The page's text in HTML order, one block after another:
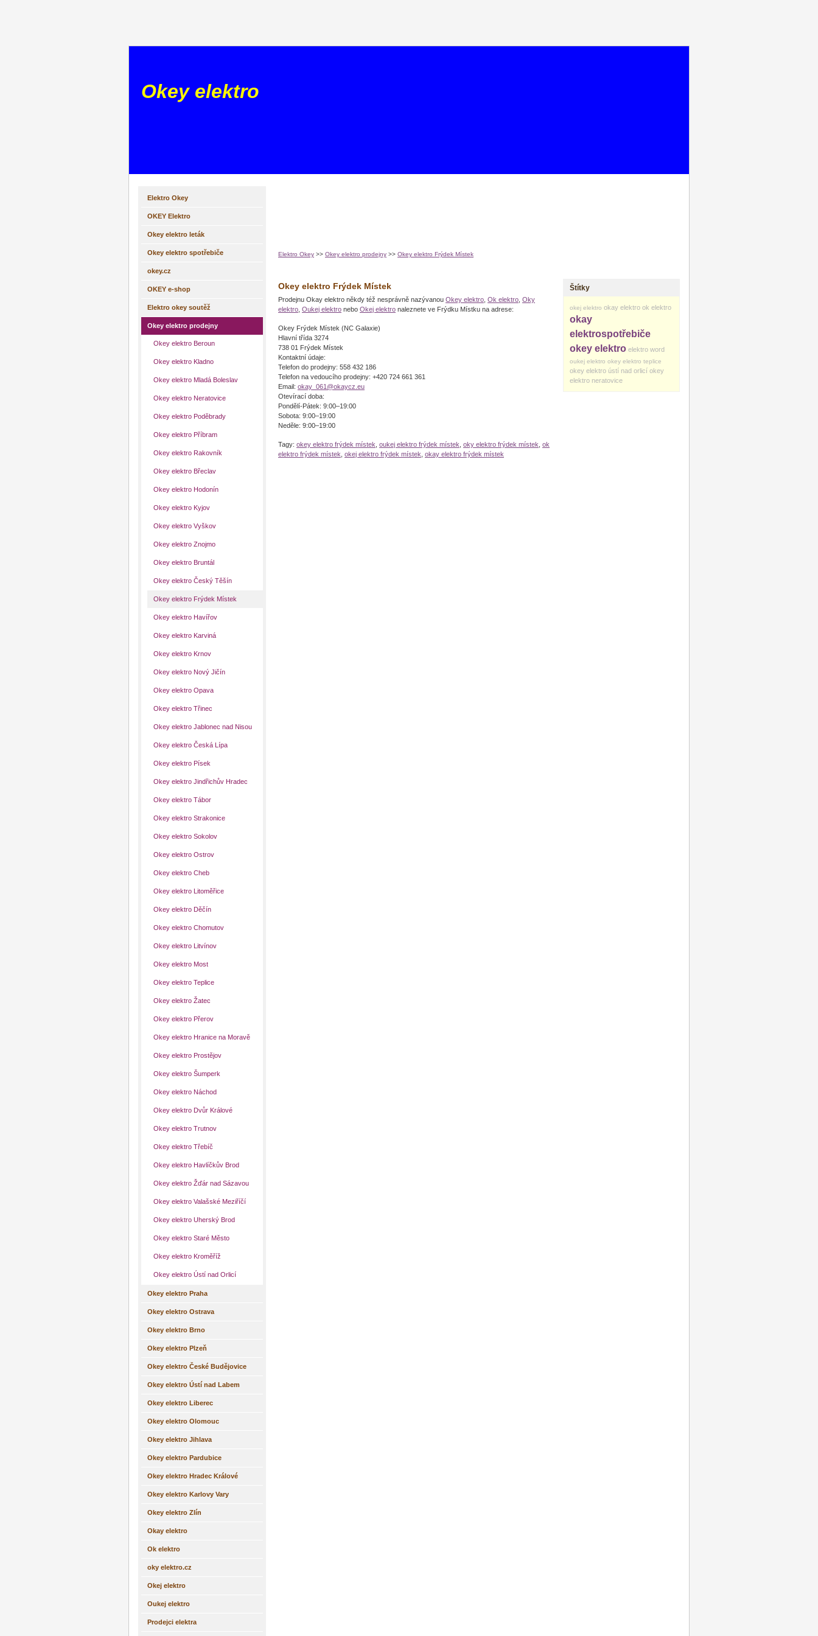
Okey elektro
Elektro Okey >> Okey elektro prodejny >> Okey elektro Frýdek Místek
Okey elektro Frýdek Místek
Prodejnu Okay elektro někdy též nesprávně nazývanou Okey elektro Ok elektro Oky
elektro Oukej elektro nebo Okej elektro naleznete ve Frýdku Místku na adrese:
Okey Frýdek Místek (NC Galaxie)
Hlavní třída 3274
738 01 Frýdek Místek
Kontaktní údaje:
Telefon do prodejny: 558 432 186
Telefon na vedoucího prodejny: +420 724 661 361
Email: okay_061@okaycz.eu
Otevírací doba:
Pondělí-Pátek: 9:00–19:00
Sobota: 9:00–19:00
Neděle: 9:00–19:00
Tagy: okey elektro frýdek místek oukej elektro frýdek místek oky elektro frýdek místek ok
elektro frýdek místek okej elektro frýdek místek okay elektro frýdek místek
Štítky
okej elektro okay elektro ok elektro
okay
elektrospotřebiče
okey elektro elektro word
oukej elektro okey elektro teplice
okey elektro ústí nad orlicí okey
elektro neratovice
Elektro Okey
OKEY Elektro
Okey elektro leták
Okey elektro spotřebiče
okey.cz
OKEY e-shop
Elektro okey soutěž
Okey elektro prodejny
Okey elektro Beroun
Okey elektro Kladno
Okey elektro Mladá Boleslav
Okey elektro Neratovice
Okey elektro Poděbrady
Okey elektro Příbram
Okey elektro Rakovník
Okey elektro Břeclav
Okey elektro Hodonín
Okey elektro Kyjov
Okey elektro Vyškov
Okey elektro Znojmo
Okey elektro Bruntál
Okey elektro Český Těšín
Okey elektro Frýdek Místek
Okey elektro Havířov
Okey elektro Karviná
Okey elektro Krnov
Okey elektro Nový Jičín
Okey elektro Opava
Okey elektro Třinec
Okey elektro Jablonec nad Nisou
Okey elektro Česká Lípa
Okey elektro Písek
Okey elektro Jindřichův Hradec
Okey elektro Tábor
Okey elektro Strakonice
Okey elektro Sokolov
Okey elektro Ostrov
Okey elektro Cheb
Okey elektro Litoměřice
Okey elektro Děčín
Okey elektro Chomutov
Okey elektro Litvínov
Okey elektro Most
Okey elektro Teplice
Okey elektro Žatec
Okey elektro Přerov
Okey elektro Hranice na Moravě
Okey elektro Prostějov
Okey elektro Šumperk
Okey elektro Náchod
Okey elektro Dvůr Králové
Okey elektro Trutnov
Okey elektro Třebíč
Okey elektro Havlíčkův Brod
Okey elektro Žďár nad Sázavou
Okey elektro Valašské Meziříčí
Okey elektro Uherský Brod
Okey elektro Staré Město
Okey elektro Kroměříž
Okey elektro Ústí nad Orlicí
Okey elektro Praha
Okey elektro Ostrava
Okey elektro Brno
Okey elektro Plzeň
Okey elektro České Budějovice
Okey elektro Ústí nad Labem
Okey elektro Liberec
Okey elektro Olomouc
Okey elektro Jihlava
Okey elektro Pardubice
Okey elektro Hradec Králové
Okey elektro Karlovy Vary
Okey elektro Zlín
Okay elektro
Ok elektro
oky elektro.cz
Okej elektro
Oukej elektro
Prodejci elektra